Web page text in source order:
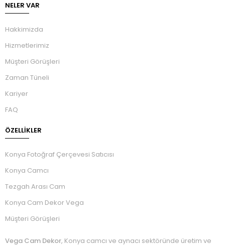
NELER VAR
Hakkimizda
Hizmetlerimiz
Müşteri Görüşleri
Zaman Tüneli
Kariyer
FAQ
ÖZELLIKLER
Konya Fotoğraf Çerçevesi Satıcısı
Konya Camcı
Tezgah Arası Cam
Konya Cam Dekor Vega
Müşteri Görüşleri
Vega Cam Dekor, Konya camcı ve aynacı sektöründe üretim ve